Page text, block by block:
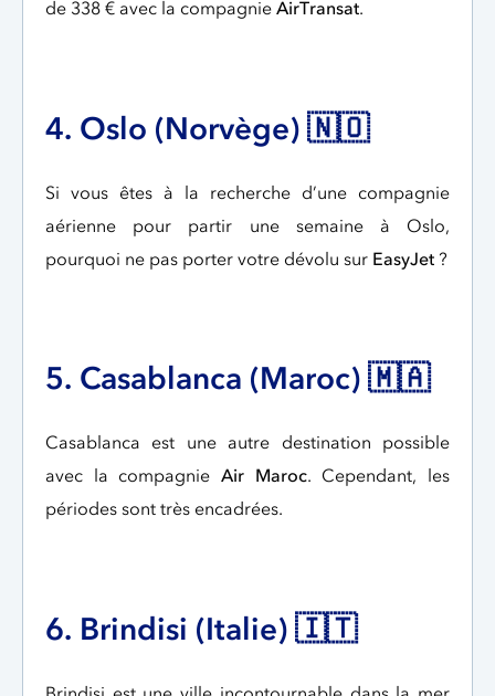
de 338 € avec la compagnie AirTransat.
4. Oslo (Norvège) 🇳🇴
Si vous êtes à la recherche d’une compagnie
aérienne pour partir une semaine à Oslo,
pourquoi ne pas porter votre dévolu sur EasyJet ?
5. Casablanca (Maroc) 🇲🇦
Casablanca est une autre destination possible
avec la compagnie Air Maroc. Cependant, les
périodes sont très encadrées.
6. Brindisi (Italie) 🇮🇹